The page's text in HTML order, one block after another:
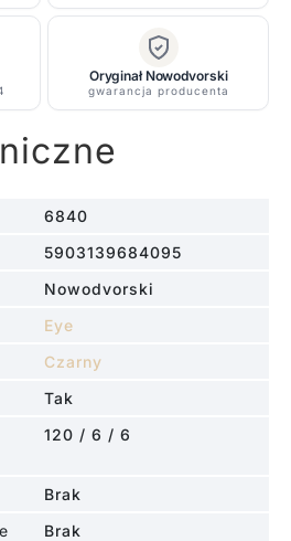
Oryginał Nowodvorski
gwarancja producenta
6840
5903139684095
Nowodvorski
Eye
Czarny
Tak
120 / 6 / 6
Brak
Brak